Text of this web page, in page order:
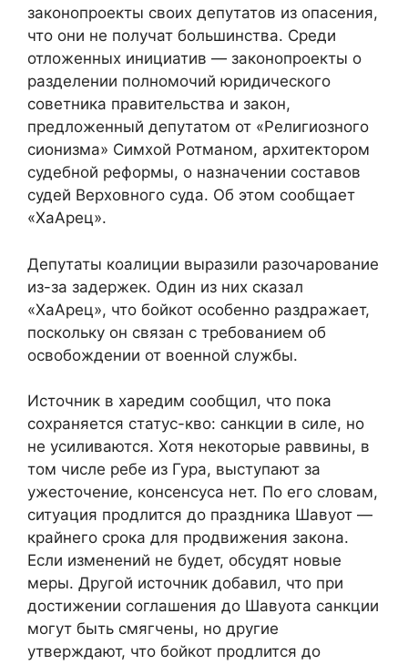
законопроекты своих депутатов из опасения,
что они не получат большинства. Среди
отложенных инициатив — законопроекты о
разделении полномочий юридического
советника правительства и закон,
предложенный депутатом от «Религиозного
сионизма» Симхой Ротманом, архитектором
судебной реформы, о назначении составов
судей Верховного суда. Об этом сообщает
«ХаАрец».
Депутаты коалиции выразили разочарование
из-за задержек. Один из них сказал
«ХаАрец», что бойкот особенно раздражает,
поскольку он связан с требованием об
освобождении от военной службы.
Источник в харедим сообщил, что пока
сохраняется статус-кво: санкции в силе, но
не усиливаются. Хотя некоторые раввины, в
том числе ребе из Гура, выступают за
ужесточение, консенсуса нет. По его словам,
ситуация продлится до праздника Шавуот —
крайнего срока для продвижения закона.
Если изменений не будет, обсудят новые
меры. Другой источник добавил, что при
достижении соглашения до Шавуота санкции
могут быть смягчены, но другие
утверждают, что бойкот продлится до